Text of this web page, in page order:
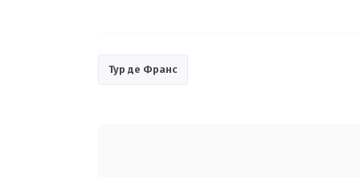
Тур де Франс